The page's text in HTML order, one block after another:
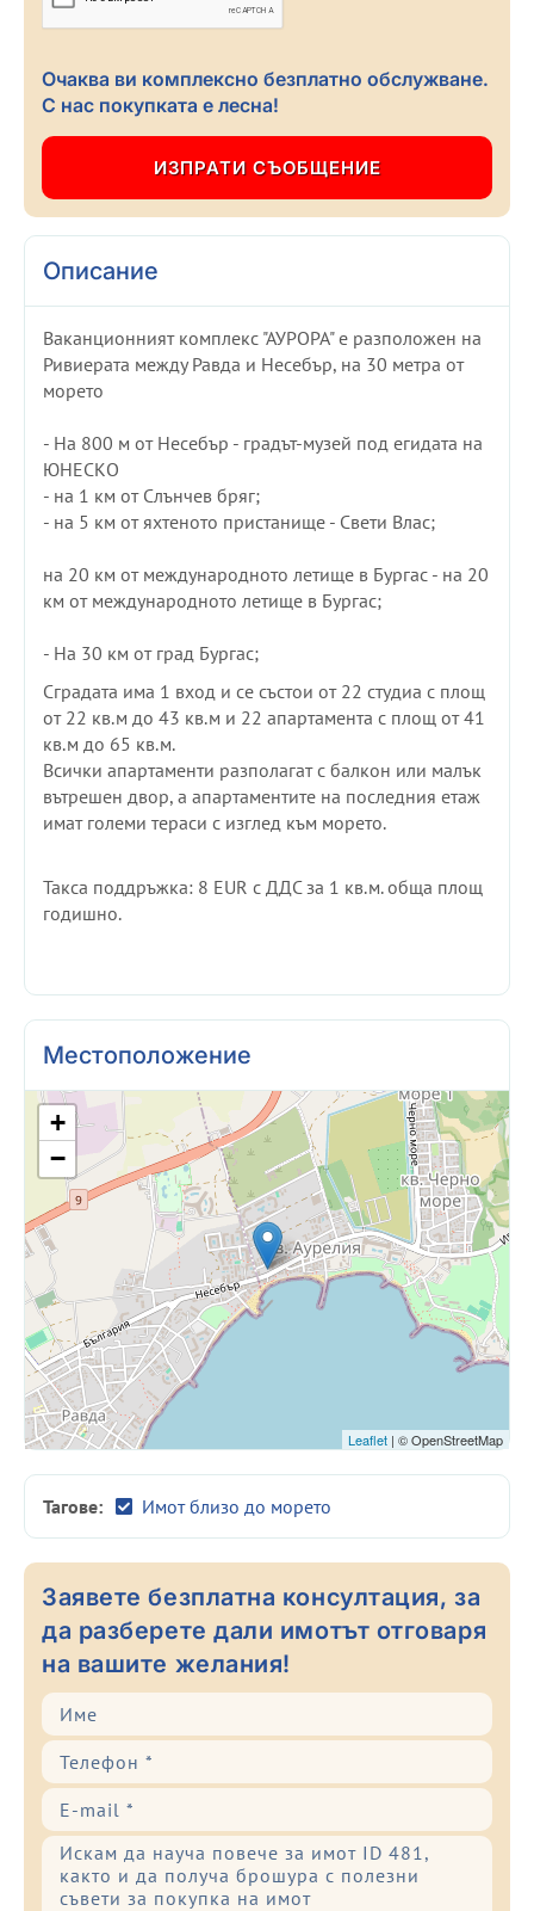
Очаква ви комплексно безплатно обслужване.
С нас покупката е лесна!
Описание
Ваканционният комплекс "АУРОРА" е разположен на
Ривиерата между Равда и Несебър, на 30 метра от
морето
- На 800 м от Несебър - градът-музей под егидата на
ЮНЕСКО
- на 1 км от Слънчев бряг;
- на 5 км от яхтеното пристанище - Свети Влас;
на 20 км от международното летище в Бургас - на 20
км от международното летище в Бургас;
- На 30 км от град Бургас;
Сградата има 1 вход и се състои от 22 студиа с площ
от 22 кв.м до 43 кв.м и 22 апартамента с площ от 41
кв.м до 65 кв.м.
Всички апартаменти разполагат с балкон или малък
вътрешен двор, а апартаментите на последния етаж
имат големи тераси с изглед към морето.
Такса поддръжка: 8 EUR с ДДС за 1 кв.м. обща площ
годишно.
Местоположение
+
−
Leaflet | © OpenStreetMap
Тагове: Имот близо до морето
Заявете безплатна консултация, за
да разберете дали имотът отговаря
на вашите желания!